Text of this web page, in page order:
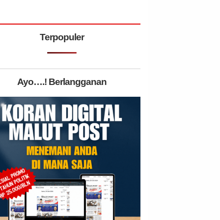
Terpopuler
Ayo….! Berlangganan